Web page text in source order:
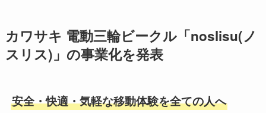
カワサキ 電動三輪ビークル「noslisu(ノ
スリス)」の事業化を発表
安全・快適・気軽な移動体験を全ての人へ